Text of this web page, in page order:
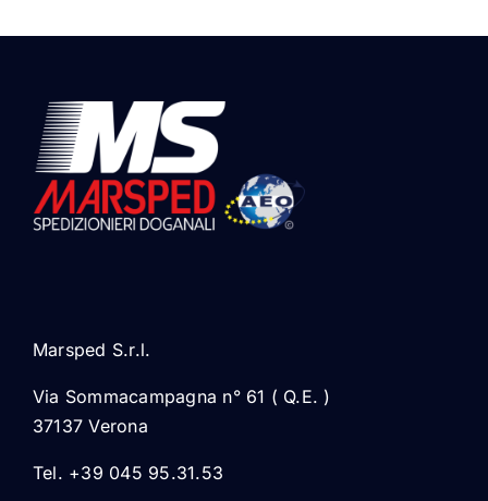
Marsped S.r.l.
Via Sommacampagna n° 61 ( Q.E. )
37137 Verona
Tel. +39 045 95.31.53